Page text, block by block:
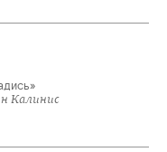
Калинис